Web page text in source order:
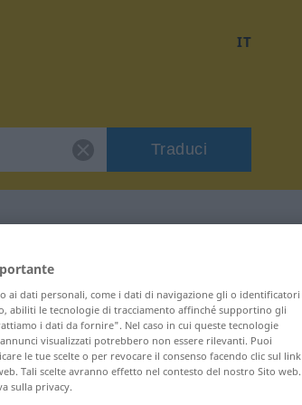
IT
Traduci
ai dati personali, come i dati di navigazione gli o identificatori
abiliti le tecnologie di tracciamento affinché supportino gli
i dati da fornire". Nel caso in cui queste tecnologie
visualizzati potrebbero non essere rilevanti. Puoi
le tue scelte o per revocare il consenso facendo clic sul link
Tali scelte avranno effetto nel contesto del nostro Sito web.
sulla privacy.